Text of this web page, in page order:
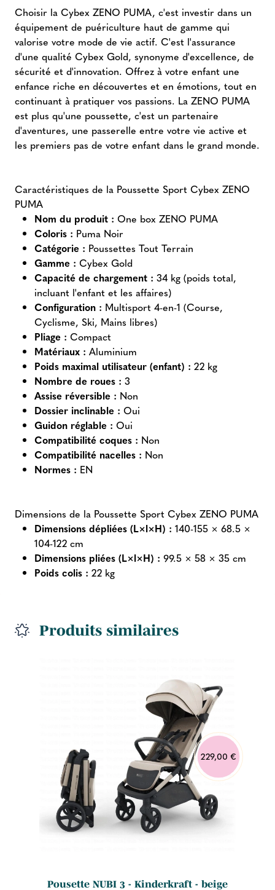
Choisir la Cybex ZENO PUMA, c'est investir dans un
équipement de puériculture haut de gamme qui
valorise votre mode de vie actif. C'est l'assurance
d'une qualité Cybex Gold, synonyme d'excellence, de
sécurité et d'innovation. Offrez à votre enfant une
enfance riche en découvertes et en émotions, tout en
continuant à pratiquer vos passions. La ZENO PUMA
est plus qu'une poussette, c'est un partenaire
d'aventures, une passerelle entre votre vie active et
les premiers pas de votre enfant dans le grand monde.
Caractéristiques de la Poussette Sport Cybex ZENO
PUMA
Nom du produit : One box ZENO PUMA
Coloris : Puma Noir
Catégorie : Poussettes Tout Terrain
Gamme : Cybex Gold
Capacité de chargement : 34 kg (poids total,
incluant l'enfant et les affaires)
Configuration : Multisport 4-en-1 (Course,
Cyclisme, Ski, Mains libres)
Pliage : Compact
Matériaux : Aluminium
Poids maximal utilisateur (enfant) : 22 kg
Nombre de roues : 3
Assise réversible : Non
Dossier inclinable : Oui
Guidon réglable : Oui
Compatibilité coques : Non
Compatibilité nacelles : Non
Normes : EN
Dimensions de la Poussette Sport Cybex ZENO PUMA
Dimensions dépliées (L×l×H) : 140-155 × 68.5 ×
104-122 cm
Dimensions pliées (L×l×H) : 99.5 × 58 × 35 cm
Poids colis : 22 kg
Produits similaires
229,00 €
Pousette NUBI 3 - Kinderkraft - beige